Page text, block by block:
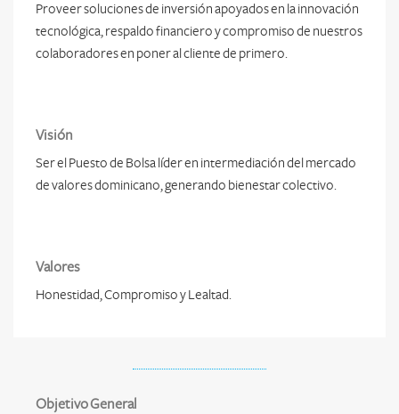
Proveer soluciones de inversión apoyados en la innovación
tecnológica, respaldo financiero y compromiso de nuestros
colaboradores en poner al cliente de primero.
Visión
Ser el Puesto de Bolsa líder en intermediación del mercado
de valores dominicano, generando bienestar colectivo.
Valores
Honestidad, Compromiso y Lealtad.
Objetivo General